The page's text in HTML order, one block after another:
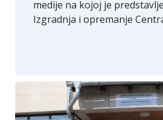
medije na kojoj je
Izgradnja i opremanje